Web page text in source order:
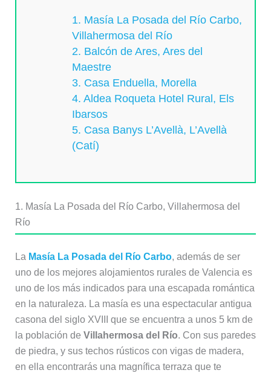
1. Masía La Posada del Río Carbo,
Villahermosa del Río
2. Balcón de Ares, Ares del
Maestre
3. Casa Enduella, Morella
4. Aldea Roqueta Hotel Rural, Els
Ibarsos
5. Casa Banys L’Avellà, L’Avellà
(Catí)
1. Masía La Posada del Río Carbo, Villahermosa del
Río
La Masía La Posada del Río Carbo, además de ser
uno de los mejores alojamientos rurales de Valencia es
uno de los más indicados para una escapada romántica
en la naturaleza. La masía es una espectacular antigua
casona del siglo XVIII que se encuentra a unos 5 km de
la población de Villahermosa del Río. Con sus paredes
de piedra, y sus techos rústicos con vigas de madera,
en ella encontrarás una magnífica terraza que te